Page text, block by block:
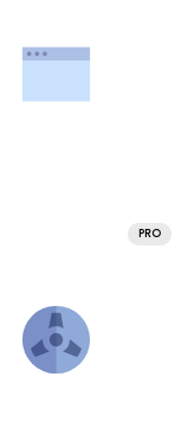
PRO